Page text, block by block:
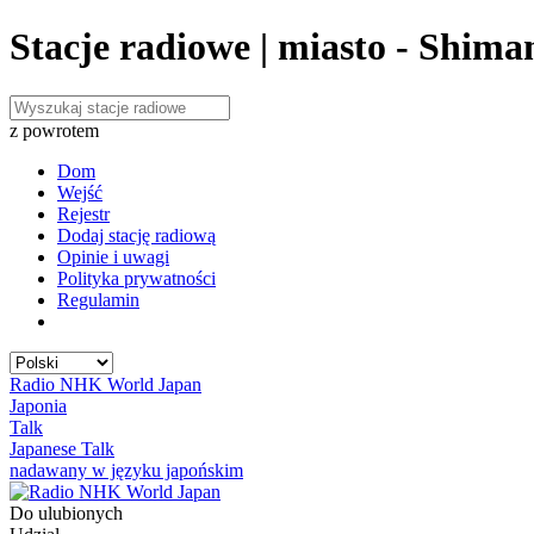
Stacje radiowe | miasto -
z powrotem
Dom
Wejść
Rejestr
Dodaj stację radiową
Opinie i uwagi
Polityka prywatności
Regulamin
Radio NHK World Japan
Japonia
Talk
Japanese Talk
nadawany w języku japońskim
Do ulubionych